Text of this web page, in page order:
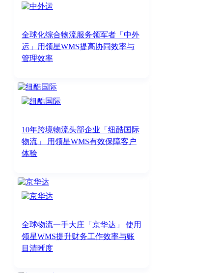
全球化综合物流服务领军者「中外
运」用领星WMS提高协同效率与
管理效率
10年跨境物流头部企业「纽酷国际
物流」 用领星WMS有效保障客户
体验
全球物流一手大庄「京华达」 使用
领星WMS提升财务工作效率与账
目清晰度